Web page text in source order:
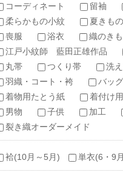
コーディネート 留袖
柔らかもの小紋
夏きもの
喪服
浴衣 織のき
江戸小紋師 藍田正雄作品
丸帯
つくり帯 洗
羽織・コート・袴
バッグ
着物用たとう紙
着付け
男物
子供 加工
裂き織オーダーメイド
袷(10月～5月) 単衣(6・9